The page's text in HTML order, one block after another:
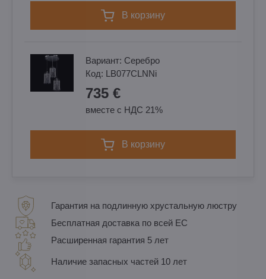
в корзину
Вариант: Cеребро
Код: LB077CLNNi
735 €
вместе с НДС 21%
в корзину
Гарантия на подлинную хрустальную люстру
Бесплатная доставка по всей ЕС
Расширенная гарантия 5 лет
Наличие запасных частей 10 лет